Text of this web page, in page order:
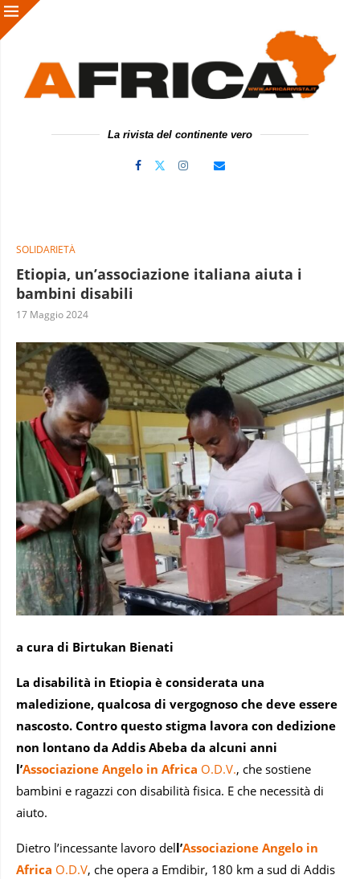
La rivista del continente vero
SOLIDARIETÀ
Etiopia, un’associazione italiana aiuta i
bambini disabili
17 Maggio 2024
a cura di Birtukan Bienati
La disabilità in Etiopia è considerata una
maledizione, qualcosa di vergognoso che deve essere
nascosto. Contro questo stigma lavora con dedizione
non lontano da Addis Abeba da alcuni anni
l’Associazione Angelo in Africa O.D.V., che sostiene
bambini e ragazzi con disabilità fisica. E che necessità di
aiuto.
Dietro l’incessante lavoro dell’Associazione Angelo in
Africa O.D.V, che opera a Emdibir, 180 km a sud di Addis